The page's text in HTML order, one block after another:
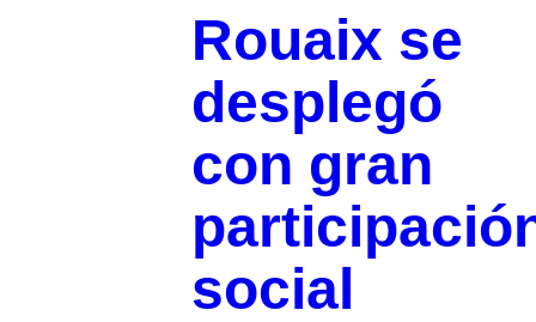
Rouaix se
desplegó
con gran
social